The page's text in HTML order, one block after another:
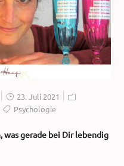
23. Juli 2021
Psychologie
was gerade bei Dir lebendig